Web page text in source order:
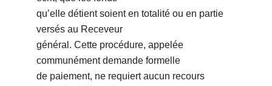
qu’elle détient soient en totalité ou en partie
versés au Receveur
général. Cette procédure, appelée
communément demande formelle
de paiement, ne requiert aucun recours